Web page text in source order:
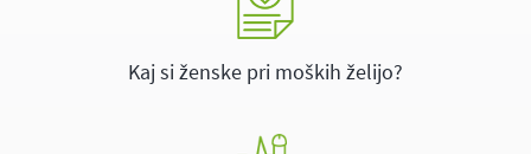
Kaj si ženske pri moških želijo?